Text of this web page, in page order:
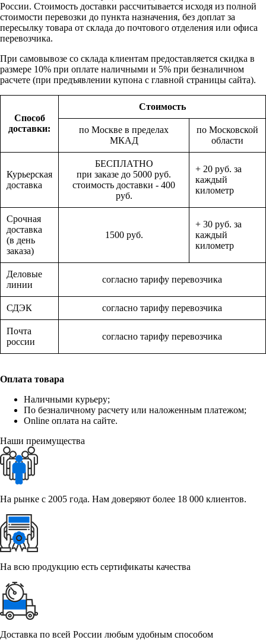
России. Стоимость доставки рассчитывается исходя из полной
стоимости перевозки до пункта назначения, без доплат за
пересылку товара от склада до почтового отделения или офиса
перевозчика.
При самовывозе со склада клиентам предоставляется скидка в
размере 10% при оплате наличными и 5% при безналичном
расчете (при предъявлении купона с главной страницы сайта).
Способ
доставки:
Стоимость
по Москве в пределах
МКАД
по Московской
области
Курьерская
доставка
БЕСПЛАТНО
при заказе до 5000 руб.
стоимость доставки - 400
руб.
+ 20 руб. за
каждый
километр
Срочная
доставка
(в день
заказа)
1500 руб.
+ 30 руб. за
каждый
километр
Деловые
линии
согласно тарифу перевозчика
СДЭК согласно тарифу перевозчика
Почта
россии
согласно тарифу перевозчика
Оплата товара
Наличными курьеру;
По безналичному расчету или наложенным платежом;
Online оплата на сайте.
Наши преимущества
На рынке с 2005 года. Нам доверяют более 18 000 клиентов.
На всю продукцию есть сертификаты качества
Доставка по всей России любым удобным способом